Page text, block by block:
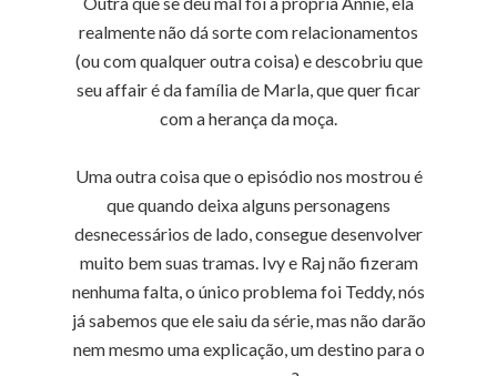
realmente não dá sorte com relacionamentos
(ou com qualquer outra coisa) e descobriu que
seu affair é da família de Marla, que quer ficar
com a herança da moça.
Uma outra coisa que o episódio nos mostrou é
que quando deixa alguns personagens
desnecessários de lado, consegue desenvolver
muito bem suas tramas. Ivy e Raj não fizeram
nenhuma falta, o único problema foi Teddy, nós
já sabemos que ele saiu da série, mas não darão
nem mesmo uma explicação, um destino para o